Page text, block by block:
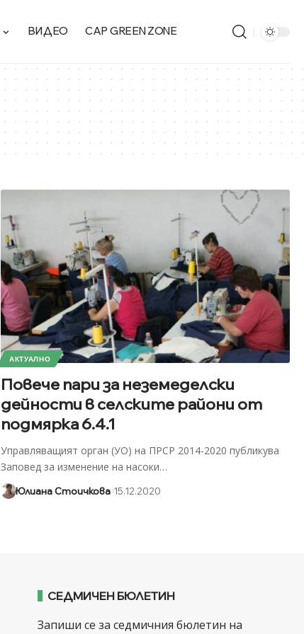
ВИДЕО CAP GREEN ZONE
АКТУАЛНО
Повече пари за неземеделски
дейности в селските райони от
подмярка 6.4.1
Управляващият орган (УО) на ПРСР 2014-2020 публикува
Заповед за изменение на насоки…
Юлиана Стоичкова 15.12.2020
СЕДМИЧЕН БЮЛЕТИН
Запиши се за седмичния бюлетин на